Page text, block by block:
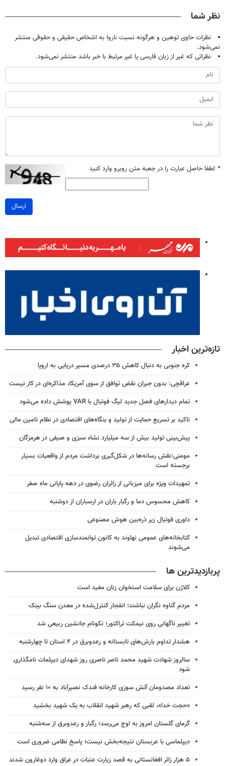
تخفیف ویژه
نظر شما
نظرات حاوی توهین و هرگونه نسبت ناروا به اشخاص حقیقی و حقوقی منتشر
نمی‌شود.
نظراتی که غیر از زبان فارسی یا غیر مرتبط با خبر باشد منتشر نمی‌شود.
* لطفا حاصل عبارت را در جعبه متن روبرو وارد کنید
ارسال
تازه‌ترین اخبار
کره جنوبی به دنبال کاهش ۳۵ درصدی مسیر دریایی به اروپا
عراقچی: بدون جبران نقض توافق از سوی آمریکا، مذاکره‌ای در کار نیست
تمام دیدارهای فصل جدید لیگ فوتبال با VAR پوشش داده می‌شود
تاکید بر تسریع حمایت از تولید و بنگاه‌های اقتصادی در نظام تامین مالی
پیش‌بینی تولید بیش از سه میلیارد نشاء سبزی و صیفی در هرمزگان
مومنی:نقش رسانه‌ها در شکل‌گیری برداشت مردم از واقعیات بسیار
برجسته است
تمهیدات ویژه برای میزبانی از زائران رضوی در دهه پایانی ماه صفر
کاهش محسوس دما و رگبار باران در ارسباران از دوشنبه
داوری فوتبال زیر ذره‌بین هوش مصنوعی
کتابخانه‌های عمومی نهاوند به کانون توانمندسازی اقتصادی تبدیل
می‌شوند
پربازدیدترین ها
کلاژن برای سلامت استخوان زنان مفید است
مردم گناوه نگران نباشند؛ انفجار کنترل‌شده در معدن سنگ بینک
تغییر ناگهانی روی نیمکت تراکتور؛ نکونام جانشین ربیعی شد
هشدار تداوم بارش‌های تابستانه و رعدوبرق در ۴ استان تا چهارشنبه
سالروز شهادت شهید محمد ناصر ناصری روز شهدای دیپلمات نامگذاری
شود
تعداد مصدومان آتش سوزی کارخانه فندک نصیرآباد به ۱۰ نفر رسید
«حجت خدا»، لقبی که رهبر شهید انقلاب به یک شهید بخشید
گرمای گلستان امروز به اوج می‌رسد؛ رگبار و رعدوبرق از سه‌شنبه
دیپلماسی با عربستان نتیجه‌بخش نیست؛ پاسخ نظامی ضروری است
۵ هزار زائر افغانستانی به قصد زیارت عتبات در عراق وارد دوغارون شدند